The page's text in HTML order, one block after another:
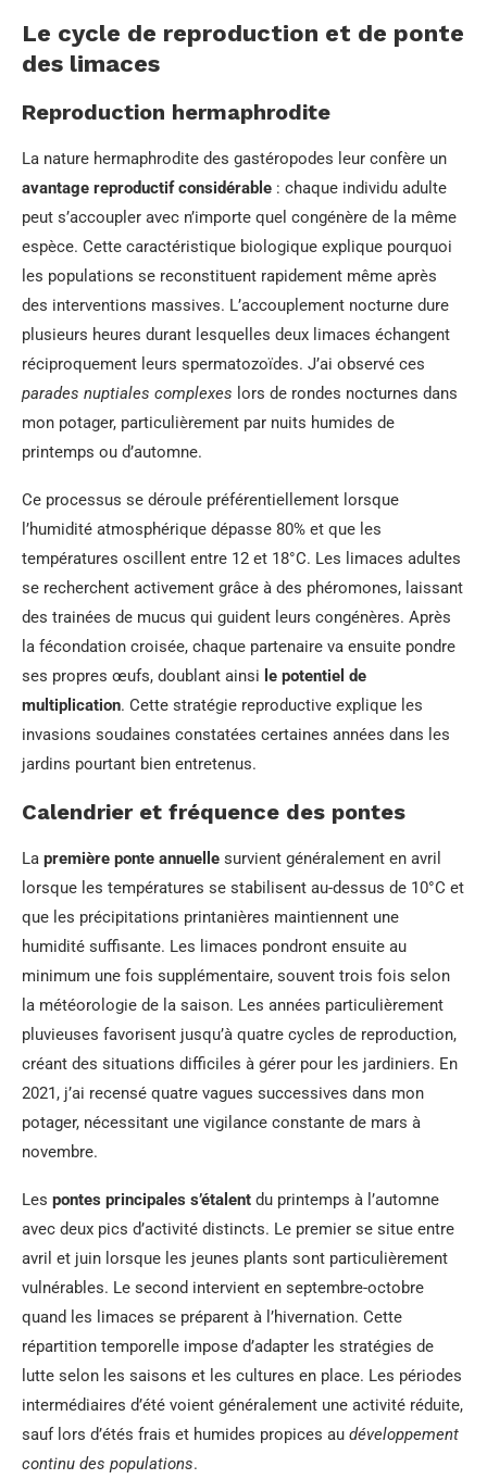
Le cycle de reproduction et de ponte
des limaces
Reproduction hermaphrodite
La nature hermaphrodite des gastéropodes leur confère un
avantage reproductif considérable : chaque individu adulte
peut s’accoupler avec n’importe quel congénère de la même
espèce. Cette caractéristique biologique explique pourquoi
les populations se reconstituent rapidement même après
des interventions massives. L’accouplement nocturne dure
plusieurs heures durant lesquelles deux limaces échangent
réciproquement leurs spermatozoïdes. J’ai observé ces
parades nuptiales complexes lors de rondes nocturnes dans
mon potager, particulièrement par nuits humides de
printemps ou d’automne.
Ce processus se déroule préférentiellement lorsque
l’humidité atmosphérique dépasse 80% et que les
températures oscillent entre 12 et 18°C. Les limaces adultes
se recherchent activement grâce à des phéromones, laissant
des trainées de mucus qui guident leurs congénères. Après
la fécondation croisée, chaque partenaire va ensuite pondre
ses propres œufs, doublant ainsi le potentiel de
multiplication. Cette stratégie reproductive explique les
invasions soudaines constatées certaines années dans les
jardins pourtant bien entretenus.
Calendrier et fréquence des pontes
La première ponte annuelle survient généralement en avril
lorsque les températures se stabilisent au-dessus de 10°C et
que les précipitations printanières maintiennent une
humidité suffisante. Les limaces pondront ensuite au
minimum une fois supplémentaire, souvent trois fois selon
la météorologie de la saison. Les années particulièrement
pluvieuses favorisent jusqu’à quatre cycles de reproduction,
créant des situations difficiles à gérer pour les jardiniers. En
2021, j’ai recensé quatre vagues successives dans mon
potager, nécessitant une vigilance constante de mars à
novembre.
Les pontes principales s’étalent du printemps à l’automne
avec deux pics d’activité distincts. Le premier se situe entre
avril et juin lorsque les jeunes plants sont particulièrement
vulnérables. Le second intervient en septembre-octobre
quand les limaces se préparent à l’hivernation. Cette
répartition temporelle impose d’adapter les stratégies de
lutte selon les saisons et les cultures en place. Les périodes
intermédiaires d’été voient généralement une activité réduite,
sauf lors d’étés frais et humides propices au développement
continu des populations.